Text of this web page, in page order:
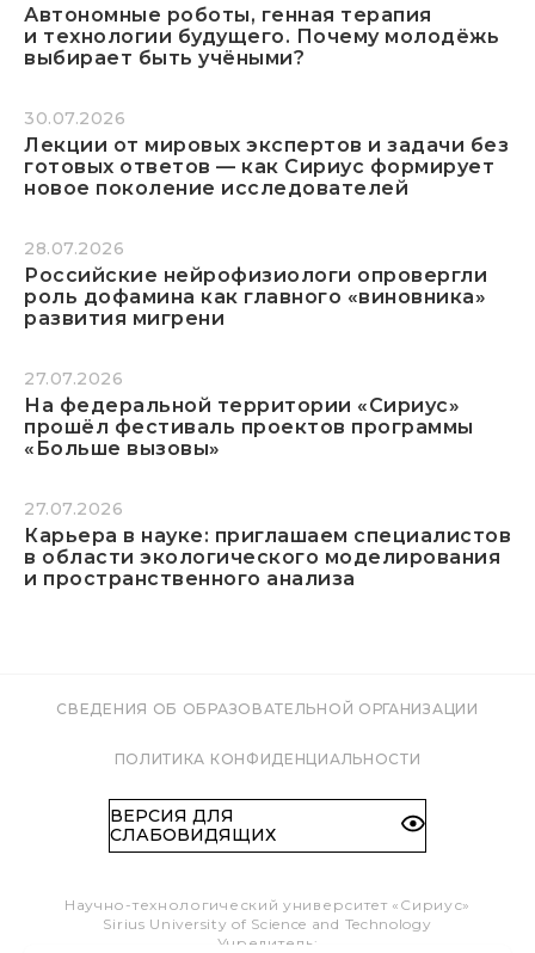
Автономные роботы, генная терапия
и технологии будущего. Почему молодёжь
выбирает быть учёными?
30.07.2026
Лекции от мировых экспертов и задачи без
готовых ответов — как Сириус формирует
новое поколение исследователей
28.07.2026
Российские нейрофизиологи опровергли
роль дофамина как главного «виновника»
развития мигрени
27.07.2026
На федеральной территории «Сириус»
прошёл фестиваль проектов программы
«Больше вызовы»
27.07.2026
Карьера в науке: приглашаем специалистов
в области экологического моделирования
и пространственного анализа
СВЕДЕНИЯ ОБ ОБРАЗОВАТЕЛЬНОЙ ОРГАНИЗАЦИИ
ПОЛИТИКА КОНФИДЕНЦИАЛЬНОСТИ
ВЕРСИЯ ДЛЯ
СЛАБОВИДЯЩИХ
Научно-технологический университет «Сириус»
Sirius University of Science and Technology
Учредитель: